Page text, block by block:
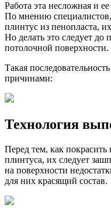
Работа эта несложная и
По мнению
плинтус из пенопласта,
Но делать это следует до
потолочной поверхности.
Такая
причинами:
Технология
Перед тем, как
плинтуса, их следует
на поверхности
для них красящий состав.